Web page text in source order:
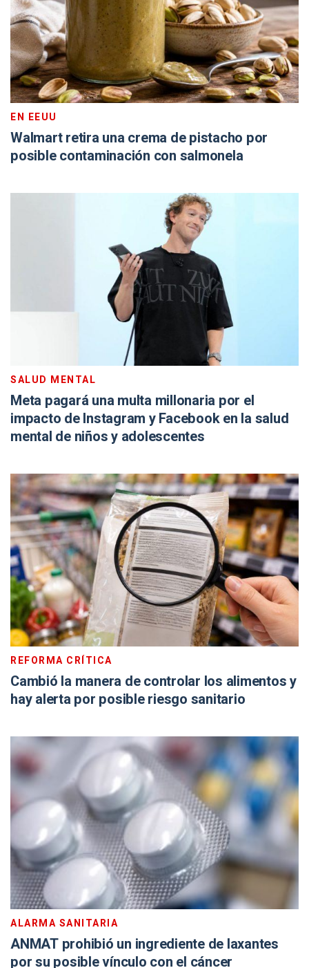
EN EEUU
Walmart retira una crema de pistacho por
posible contaminación con salmonela
SALUD MENTAL
Meta pagará una multa millonaria por el
impacto de Instagram y Facebook en la salud
mental de niños y adolescentes
REFORMA CRÍTICA
Cambió la manera de controlar los alimentos y
hay alerta por posible riesgo sanitario
ALARMA SANITARIA
ANMAT prohibió un ingrediente de laxantes
por su posible vínculo con el cáncer